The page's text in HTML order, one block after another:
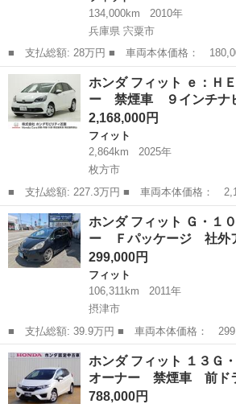
134,000km
2010年
兵庫県 宍粟市
■ 支払総額: 28万円 ■ 車両本体価格： 180,000 円 ■ メーカー
名： ホンダ ■ 車種名： フィットハイブリ
名： ベースグレード ■ 排気量： 1300cc
ミッシ...
兵庫 宍粟市 フィット
ホンダ フィット ｅ：Ｈ
ー 禁煙車 ９インチナ
2,168,000円
フィット
2,864km
2025年
枚方市
■ 支払総額: 227.3万円 ■ 車両本体価格： 2,168,000 円 ■ メーカ
ー名： ホンダ ■ 車種名： フィット ■ グレ
Ｖホーム デモカー 禁煙車 ９インチナビ
コ ＥＴ...
大阪 枚方市 フィット
ホンダ フィット Ｇ・１
ー Ｆパッケージ 社外
299,000円
フィット
106,311km
2011年
摂津市
■ 支払総額: 39.9万円 ■ 車両本体価格： 299,000 円 ■ メーカー
名： ホンダ ■ 車種名： フィット ■ グレー
ｈアニバーサリー Ｆパッケージ 社外アルミ
Ｃ スマートキ...
大阪 摂津市 フィット
ホンダ フィット １３Ｇ
オーナー 禁煙車 前
788,000円